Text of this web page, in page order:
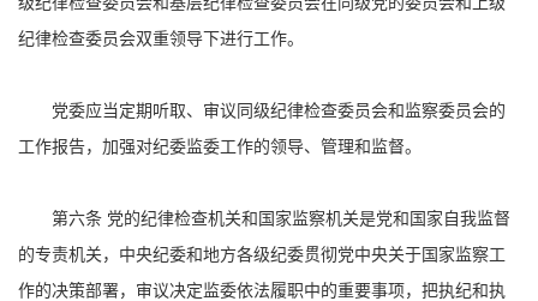
纪律检查委员会双重领导下进行工作。
党委应当定期听取、审议同级纪律检查委员会和监察委员会的
工作报告，加强对纪委监委工作的领导、管理和监督。
第六条 党的纪律检查机关和国家监察机关是党和国家自我监督
的专责机关，中央纪委和地方各级纪委贯彻党中央关于国家监察工
作的决策部署，审议决定监委依法履职中的重要事项，把执纪和执